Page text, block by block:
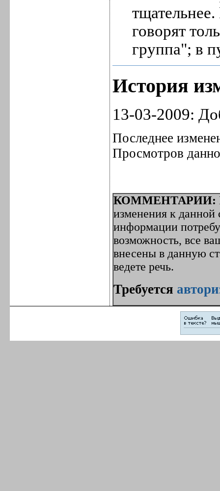
говорят
группа"; в
История
13-03-2009:
Последнее
Просмотров
КОММЕНТАРИИ:
изменения к данной
информации
возможность, все
внесены в данную
ведете речь.
Требуется